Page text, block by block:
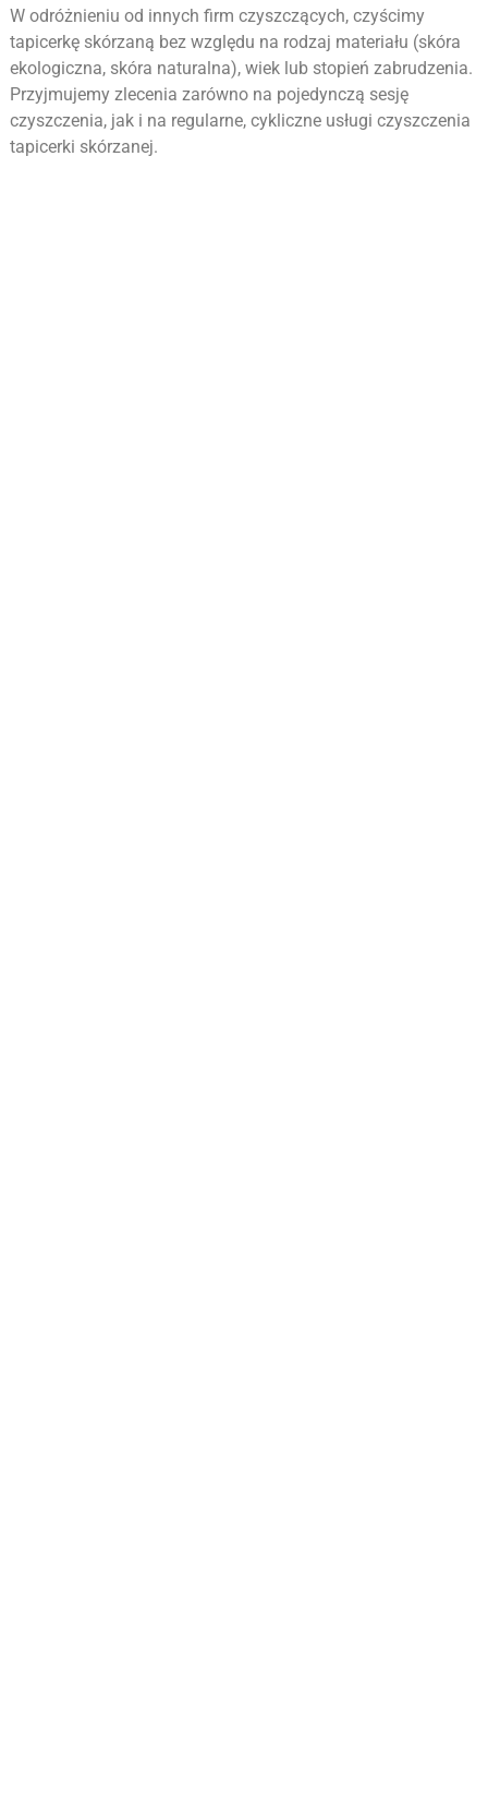
W odróżnieniu od innych firm czyszczących, czyścimy
tapicerkę skórzaną bez względu na rodzaj materiału (skóra
ekologiczna, skóra naturalna), wiek lub stopień zabrudzenia.
Przyjmujemy zlecenia zarówno na pojedynczą sesję
czyszczenia, jak i na regularne, cykliczne usługi czyszczenia
tapicerki skórzanej.